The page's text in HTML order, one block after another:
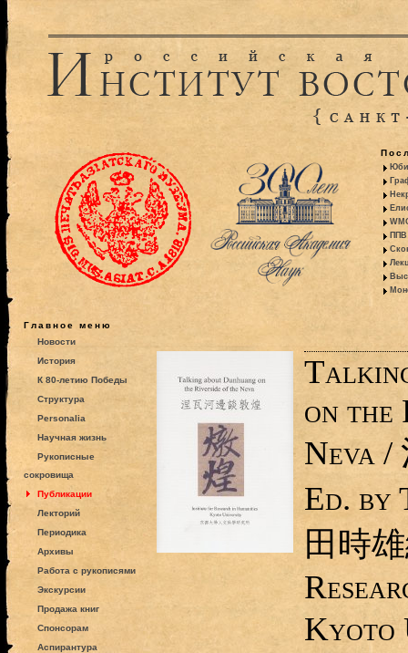
ППВ
Главное меню
Новости
История
К 80-летию Победы
Структура
Personalia
Научная жизнь
Рукописные
сокровища
Публикации
Лекторий
Периодика
Архивы
Работа с рукописями
Экскурсии
Продажа книг
Спонсорам
Аспирантура
on the
Neva /
Ed. by
田時
Kyoto